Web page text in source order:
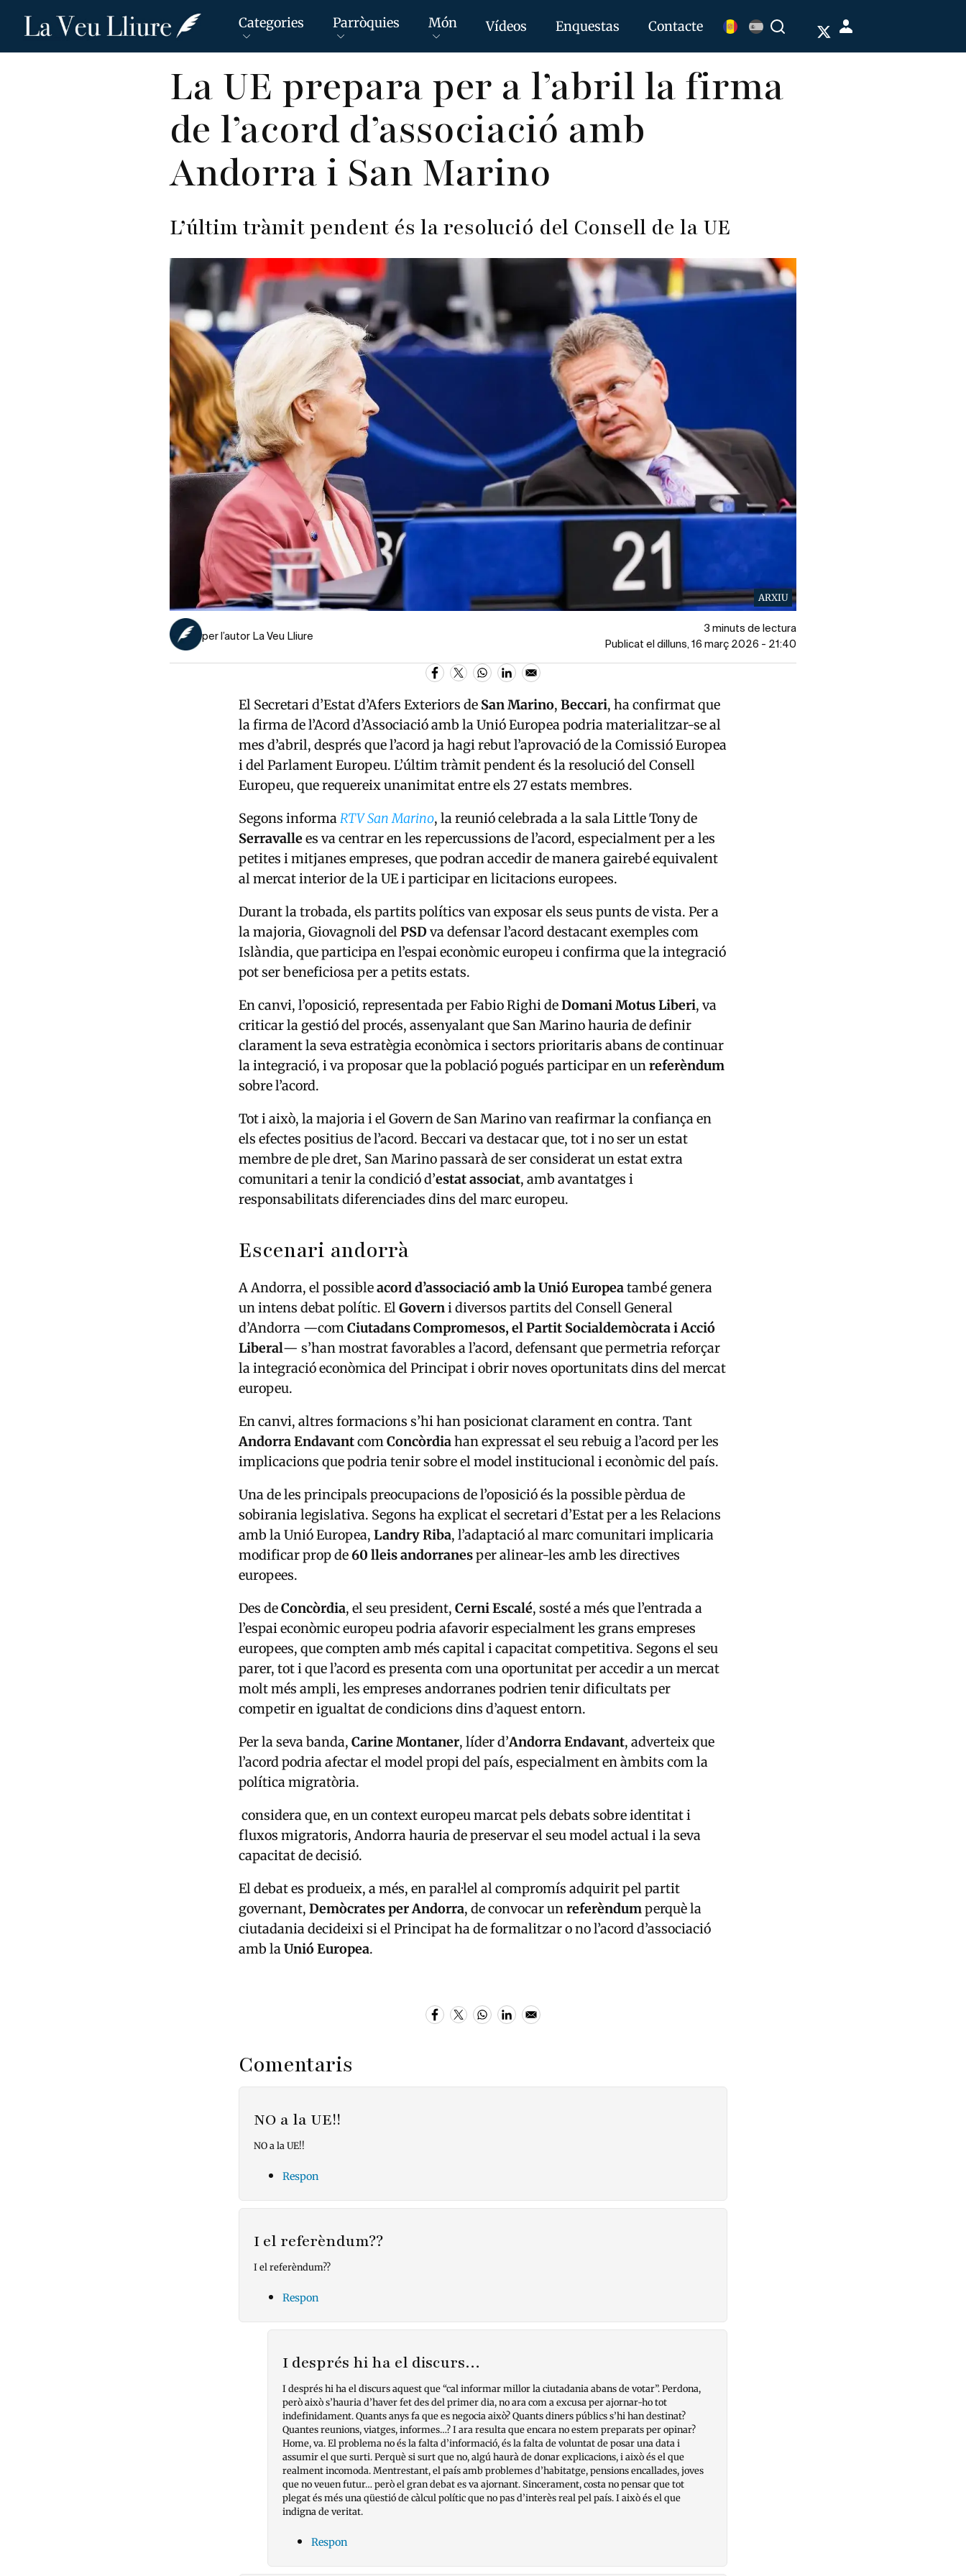
Vés
Categories Parròquies Món Vídeos Enquestas Contacte Buscar Menú
de
La UE prepara per a l’abril la firma
de l’acord d’associació amb
Andorra i San Marino
L’últim tràmit pendent és la resolució del Consell de la UE
ARXIU
per l’autor La Veu Lliure
3 minuts de lectura
Publicat el dilluns, 16 març 2026 - 21:40
El Secretari d’Estat d’Afers Exteriors de San Marino, Beccari, ha confirmat que
la firma de l’Acord d’Associació amb la Unió Europea podria materialitzar-se al
mes d’abril, després que l’acord ja hagi rebut l’aprovació de la Comissió Europea
i del Parlament Europeu. L’últim tràmit pendent és la resolució del Consell
Europeu, que requereix unanimitat entre els 27 estats membres.
Segons informaRTV San Marino, la reunió celebrada a la sala Little Tony de
Serravallees va centrar en les repercussions de l’acord, especialment per a les
petites i mitjanes empreses, que podran accedir de manera gairebé equivalent
al mercat interior de la UE i participar en licitacions europees.
Durant la trobada, els partits polítics van exposar els seus punts de vista. Per a
la majoria, Giovagnoli delPSDva defensar l’acord destacant exemples com
Islàndia, que participa en l’espai econòmic europeu i confirma que la integració
pot ser beneficiosa per a petits estats.
En canvi, l’oposició, representada per Fabio Righi deDomani Motus Liberi, va
criticar la gestió del procés, assenyalant que San Marino hauria de definir
clarament la seva estratègia econòmica i sectors prioritaris abans de continuar
la integració, i va proposar que la població pogués participar en unreferèndum
sobre l’acord.
Tot i això, la majoria i el Govern de San Marino van reafirmar la confiança en
els efectes positius de l’acord. Beccari va destacar que, tot i no ser un estat
membre de ple dret, San Marino passarà de ser considerat un estat extra
comunitari a tenir la condició d’estat associat, amb avantatges i
responsabilitats diferenciades dins del marc europeu.
Escenari andorrà
AAndorra, el possibleacord d’associació amb laUnió Europeatambé genera
un intens debat polític. ElGoverni diversos partits delConsell General
d’Andorra —comCiutadans Compromesos, elPartit SocialdemòcrataiAcció
Liberal— s’han mostrat favorables a l’acord, defensant que permetria reforçar
la integració econòmica del Principat i obrir noves oportunitats dins del mercat
europeu.
En canvi, altres formacions s’hi han posicionat clarament en contra. Tant
Andorra EndavantcomConcòrdiahan expressat el seu rebuig a l’acord per les
implicacions que podria tenir sobre el model institucional i econòmic del país.
Una de les principals preocupacions de l’oposició és la possible pèrdua de
sobirania legislativa. Segons ha explicat el secretari d’Estat per a les Relacions
amb la Unió Europea, Landry Riba, l’adaptació al marc comunitari implicaria
modificar prop de60 lleis andorranesper alinear-les amb les directives
europees.
Des deConcòrdia, el seu president, Cerni Escalé, sosté a més que l’entrada a
l’espai econòmic europeu podria afavorir especialment les grans empreses
europees, que compten amb més capital i capacitat competitiva. Segons el seu
parer, tot i que l’acord es presenta com una oportunitat per accedir a un mercat
molt més ampli, les empreses andorranes podrien tenir dificultats per
competir en igualtat de condicions dins d’aquest entorn.
Per la seva banda, Carine Montaner, líder d’Andorra Endavant, adverteix que
l’acord podria afectar el model propi del país, especialment en àmbits com la
política migratòria.
considera que, en un context europeu marcat pels debats sobre identitat i
fluxos migratoris, Andorra hauria de preservar el seu model actual i la seva
capacitat de decisió.
El debat es produeix, a més, en paral·lel al compromís adquirit pel partit
governant, Demòcrates per Andorra, de convocar unreferèndumperquè la
ciutadania decideixi si el Principat ha de formalitzar o no l’acord d’associació
amb laUnió Europea.
Comentaris
NO a la UE!!
NO a la UE!!
Respon
I el referèndum??
I el referèndum??
Respon
I després hi ha el discurs…
I després hi ha el discurs aquest que “cal informar millor la ciutadania abans de votar”. Perdona,
però això s’hauria d’haver fet des del primer dia, no ara com a excusa per ajornar-ho tot
indefinidament. Quants anys fa que es negocia això? Quants diners públics s’hi han destinat?
Quantes reunions, viatges, informes…? I ara resulta que encara no estem preparats per opinar?
Home, va. El problema no és la falta d’informació, és la falta de voluntat de posar una data i
assumir el que surti. Perquè si surt que no, algú haurà de donar explicacions, i això és el que
realment incomoda. Mentrestant, el país amb problemes d’habitatge, pensions encallades, joves
que no veuen futur… però el gran debat es va ajornant. Sincerament, costa no pensar que tot
plegat és més una qüestió de càlcul polític que no pas d’interès real pel país. I això és el que
indigna de veritat.
Respon